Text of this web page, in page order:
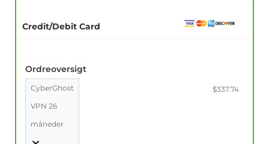
Credit/Debit Card
Ordreoversigt
CyberGhost
VPN 26
måneder
$337.74